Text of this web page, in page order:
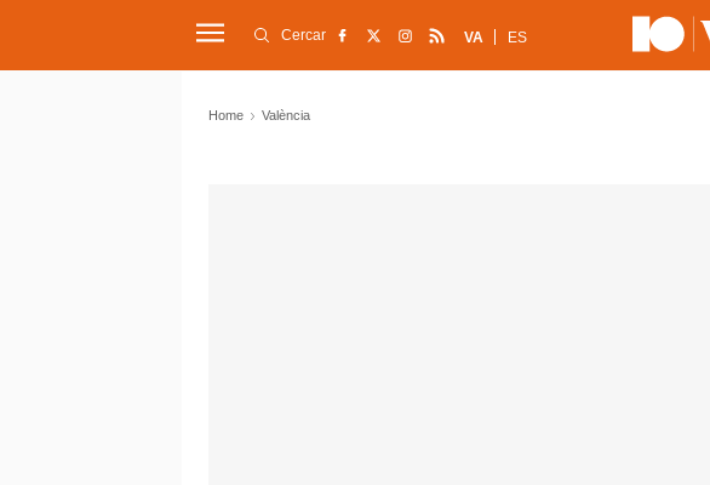
Cercar VA ES
Home València